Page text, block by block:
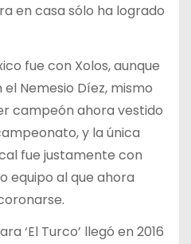
en casa sólo ha logrado
fue con Xolos, aunque
Nemesio Díez, mismo
campeón ahora vestido
y la única
fue justamente con
equipo al que ahora
‘El Turco’ llegó en 2016